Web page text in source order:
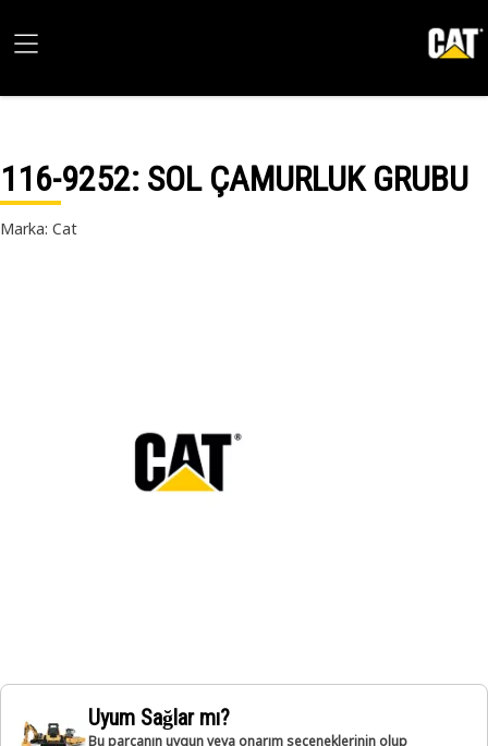
116-9252: SOL ÇAMURLUK GRUBU
Marka: Cat
Uyum Sağlar mı?
Bu parçanın uygun veya onarım seçeneklerinin olup